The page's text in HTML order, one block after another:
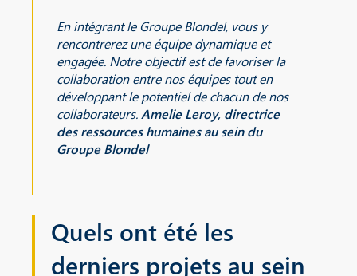
En intégrant le Groupe Blondel, vous y
rencontrerez une équipe dynamique et
engagée. Notre objectif est de favoriser la
collaboration entre nos équipes tout en
développant le potentiel de chacun de nos
collaborateurs.Amelie Leroy, directrice
des ressources humaines au sein du
Groupe Blondel
Quels ont été les
derniers projets au sein